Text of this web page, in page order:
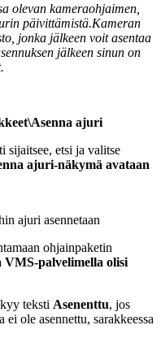
olevan kameraohjaimen,
päivittämistä.Kameran
jonka jälkeen voit asentaa
jälkeen sinun on
ajuri
sijaitsee, etsi ja valitse
ajuri-näkymä avataan
ajuri asennetaan
ohjainpaketin
palvelimella olisi
teksti Asenenttu, jos
ole asennettu, sarakkeessa